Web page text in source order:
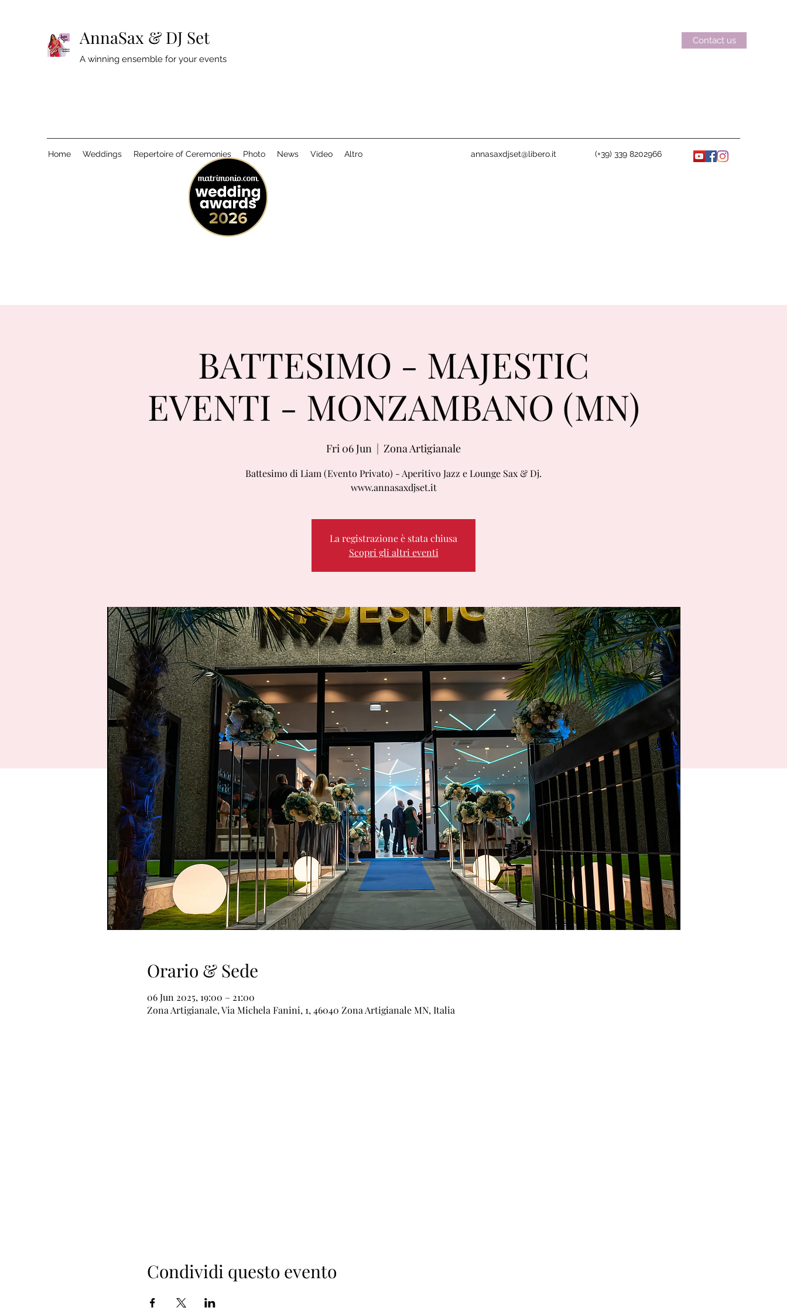
AnnaSax & DJ Set
A winning ensemble for your events
Contact us
Home Weddings Repertoire of Ceremonies Photo News Video Altro annasaxdjset@libero.it (+39) 339 8202966
BATTESIMO - MAJESTIC
EVENTI - MONZAMBANO (MN)
Fri 06 Jun
  |
Zona Artigianale
Battesimo di Liam (Evento Privato) - Aperitivo Jazz e Lounge Sax & Dj.
www.annasaxdjset.it
La registrazione è stata chiusa
Scopri gli altri eventi
Orario & Sede
06 Jun 2025, 19:00 – 21:00
Zona Artigianale, Via Michela Fanini, 1, 46040 Zona Artigianale MN, Italia
Condividi questo evento